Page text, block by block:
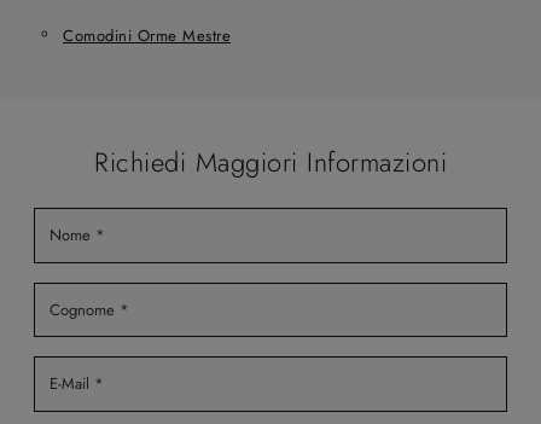
Comodini Orme Mestre
Richiedi Maggiori Informazioni